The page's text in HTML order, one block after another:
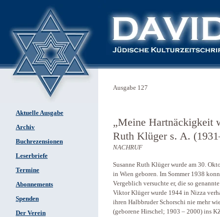
Aktuelle Ausgabe
Archiv
Buchrezensionen
Leserbriefe
Termine
Abonnements
Spenden
Der Verein
Ausgabe 127
„Meine Hartnäckigkeit
Ruth Klüger s. A.
NACHRUF
Susanne Ruth Klüger wurde am 30.
in Wien geboren. Im Sommer 1938
Vergeblich versuchte er, die so
Viktor Klüger wurde 1944 in Nizza
ihren Halbbruder Schorschi nie mehr
(geborene Hirschel; 1903 – 2000) ins